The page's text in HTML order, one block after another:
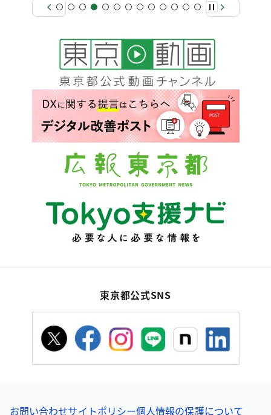
東京都公式SNS
お問い合わせサイトポリシー個人情報の保護について